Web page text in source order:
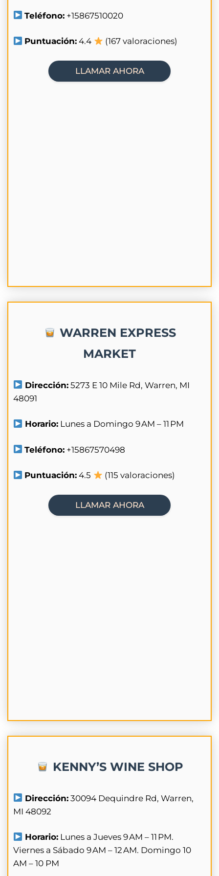
Teléfono: +15867510020
Puntuación: 4.4 (167 valoraciones)
LLAMAR AHORA
WARREN EXPRESS
MARKET
Dirección: 5273 E 10 Mile Rd, Warren, MI
48091
Horario: Lunes a Domingo 9 AM – 11 PM
Teléfono: +15867570498
Puntuación: 4.5 (115 valoraciones)
LLAMAR AHORA
KENNY’S WINE SHOP
Dirección: 30094 Dequindre Rd, Warren,
MI 48092
Horario: Lunes a Jueves 9 AM – 11 PM.
Viernes a Sábado 9 AM – 12 AM. Domingo 10
AM – 10 PM